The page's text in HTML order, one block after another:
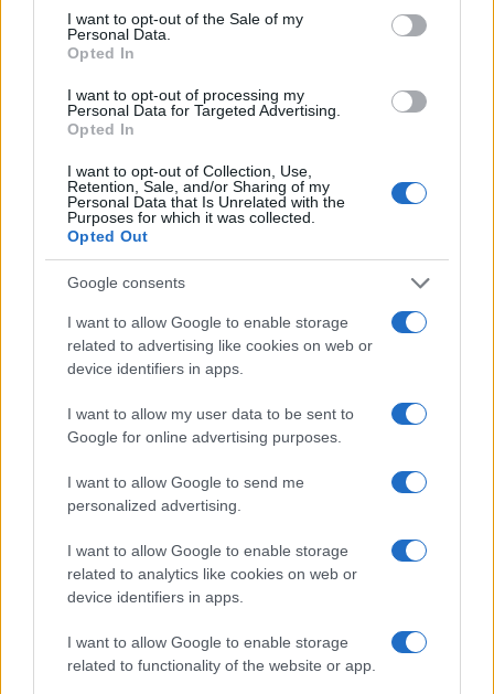
consent section.
I want to opt-out of the Sale of my
Personal Data.
Opted In
I want to opt-out of processing my
Personal Data for Targeted Advertising.
Opted In
I want to opt-out of Collection, Use,
Retention, Sale, and/or Sharing of my
Personal Data that Is Unrelated with the
Purposes for which it was collected.
Opted Out
Google consents
I want to allow Google to enable storage
related to advertising like cookies on web or
device identifiers in apps.
I want to allow my user data to be sent to
Google for online advertising purposes.
I want to allow Google to send me
personalized advertising.
I want to allow Google to enable storage
related to analytics like cookies on web or
device identifiers in apps.
I want to allow Google to enable storage
related to functionality of the website or app.
Έρχεται νέο «Ανακαινίζω»: Οι
δικαιούχοι και τι αλλάζει φέτος
Έρχονται στην Ελλάδα τα
φωτοβολταϊκά μπαλκονιού
22/04/2026 - 13:50
κατεύθυνση
20/04/2026 - 13:41
Ανακαίνιση σπιτιών: Ξεκινούν οι
Δείτε πώς να πάρετε επιδότηση
90%
Επιδότηση έως 90% για
ανακαινίσεις